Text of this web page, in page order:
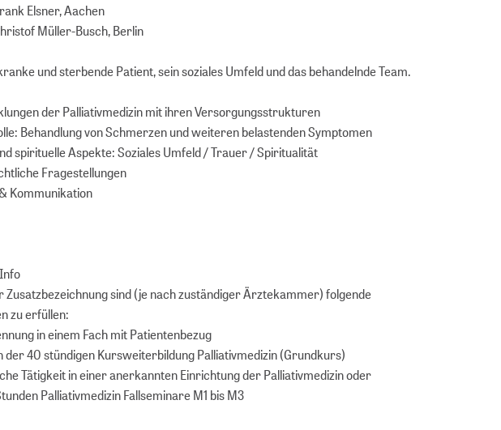
Elsner, Aachen
Müller-Busch, Berlin
und sterbende Patient, sein soziales Umfeld und das behandelnde Team.
der Palliativmedizin mit ihren Versorgungsstrukturen
Behandlung von Schmerzen und weiteren belastenden Symptomen
spirituelle Aspekte: Soziales Umfeld / Trauer / Spiritualität
Fragestellungen
Kommunikation
Zusatzbezeichnung sind (je nach zuständiger Ärztekammer) folgende
zu erfüllen:
in einem Fach mit Patientenbezug
der 40 stündigen Kursweiterbildung Palliativmedizin (Grundkurs)
Tätigkeit in einer anerkannten Einrichtung der Palliativmedizin oder
Palliativmedizin Fallseminare M1 bis M3